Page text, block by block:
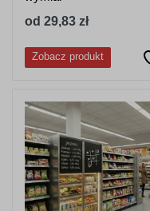
od 29,83 zł
Zobacz produkt